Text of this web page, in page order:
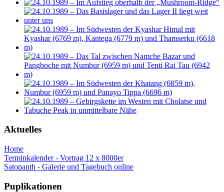
Aktuelles
Home
Terminkalender - Vortrag 12 x 8000er
Satopanth - Galerie und Tagebuch online
Puplikationen